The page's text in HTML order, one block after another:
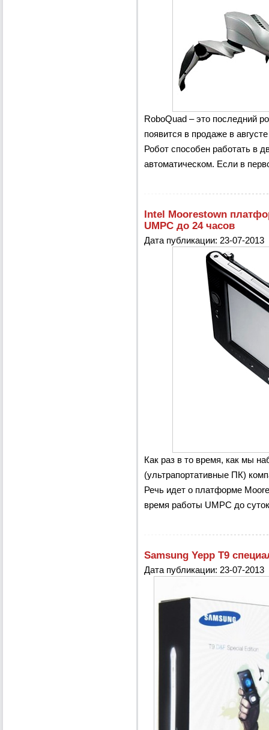
RoboQuad – это последний
появится в продаже в
Робот способен работать в
автоматическом. Если в
Intel Moorestown
UMPC до 24 часов
Дата публикации: 23-07-2013
Как раз в то время, как мы
(ультрапортативные ПК)
Речь идет о платформе
время работы UMPC до
Samsung Yepp T9
Дата публикации: 23-07-2013